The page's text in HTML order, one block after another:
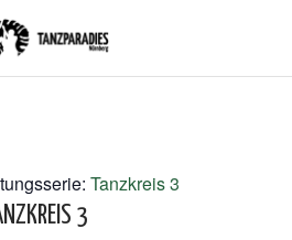
Tanzkreis 3
3